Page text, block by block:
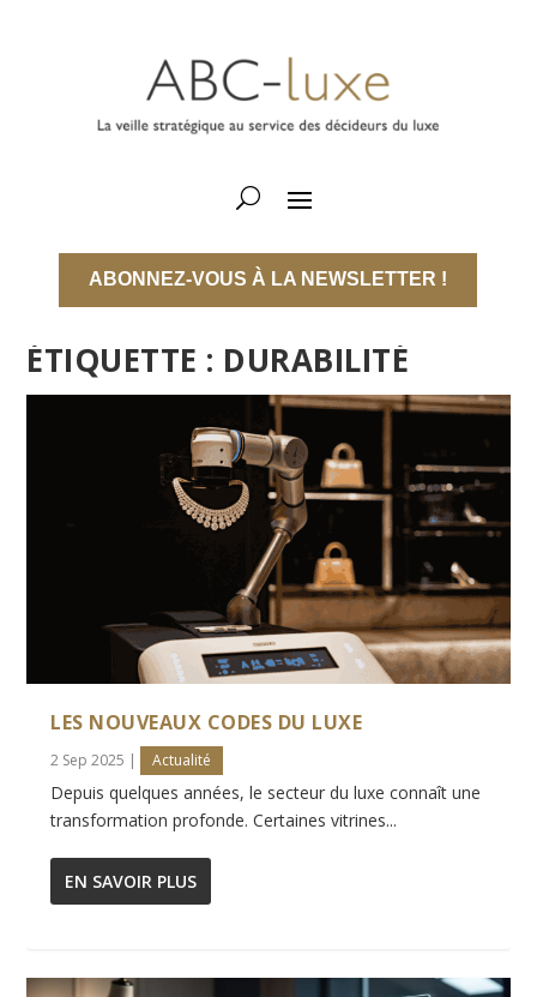
ABONNEZ-VOUS À LA NEWSLETTER !
ÉTIQUETTE : DURABILITÉ
LES NOUVEAUX CODES DU LUXE
2 Sep 2025 | Actualité
Depuis quelques années, le secteur du luxe connaît une
transformation profonde. Certaines vitrines...
EN SAVOIR PLUS